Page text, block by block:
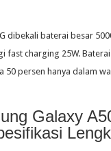
dibekali baterai besar
fast charging 25W.
50 persen hanya dalam
Galaxy